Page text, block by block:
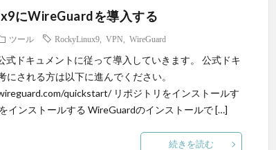
にWireGuardを導入する
ツール RockyLinux9 ,VPN ,WireGuard
式ドキュメントに従って導入していきます。 公式ドキ
にされる方は以下に進んでください。
quickstart/ リポジトリをインストールす
インストールする WireGuardのインストールで […]
続きを読む